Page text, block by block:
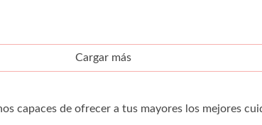
Cargar más
capaces de ofrecer a tus mayores los mejores